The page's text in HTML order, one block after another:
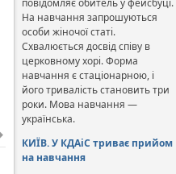
повідомляє обитель у фейсбуці.
На навчання запрошуються
особи жіночої статі.
Схвалюється досвід співу в
церковному хорі. Форма
навчання є стаціонарною, і
його тривалість становить три
роки. Мова навчання —
українська.
КИЇВ. У КДАіС триває прийом
на навчання